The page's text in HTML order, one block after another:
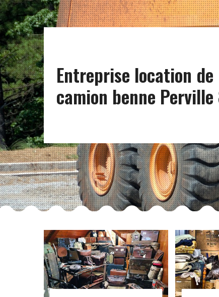
Entreprise location de
camion benne